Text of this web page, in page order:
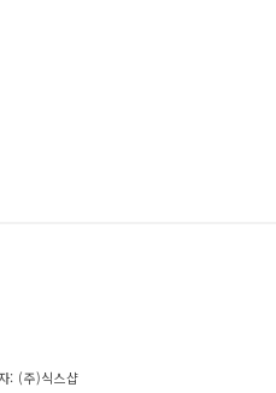
: (주)식스샵